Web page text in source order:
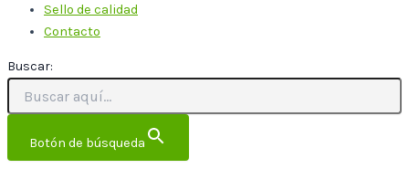
Sello de calidad
Contacto
Buscar:
Botón de búsqueda